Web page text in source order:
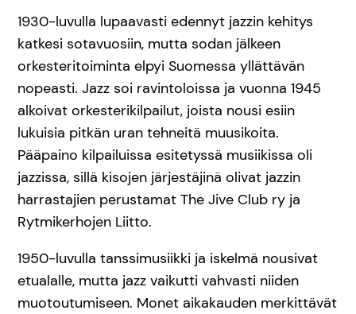
1930-luvulla lupaavasti edennyt jazzin kehitys
katkesi sotavuosiin, mutta sodan jälkeen
orkesteritoiminta elpyi Suomessa yllättävän
nopeasti. Jazz soi ravintoloissa ja vuonna 1945
alkoivat orkesterikilpailut, joista nousi esiin
lukuisia pitkän uran tehneitä muusikoita.
Pääpaino kilpailuissa esitetyssä musiikissa oli
jazzissa, sillä kisojen järjestäjinä olivat jazzin
harrastajien perustamat The Jive Club ry ja
Rytmikerhojen Liitto.
1950-luvulla tanssimusiikki ja iskelmä nousivat
etualalle, mutta jazz vaikutti vahvasti niiden
muotoutumiseen. Monet aikakauden merkittävät